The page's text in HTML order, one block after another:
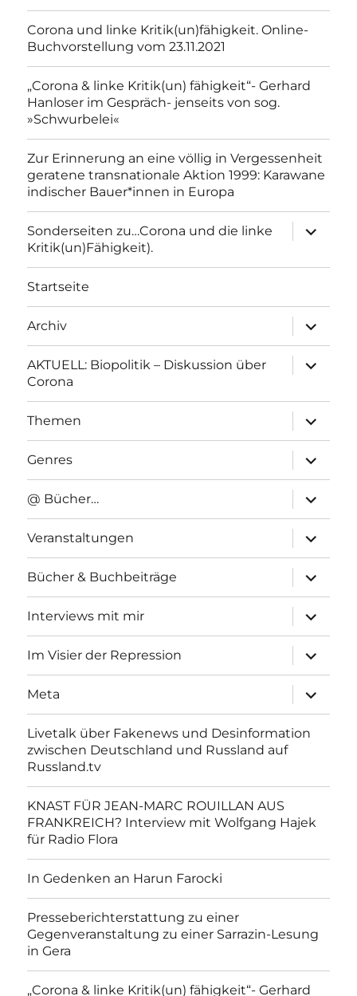
Corona und linke Kritik(un)fähigkeit. Online-
Buchvorstellung vom 23.11.2021
„Corona & linke Kritik(un) fähigkeit“- Gerhard
Hanloser im Gespräch- jenseits von sog.
»Schwurbelei«
Zur Erinnerung an eine völlig in Vergessenheit
geratene transnationale Aktion 1999: Karawane
indischer Bauer*innen in Europa
Sonderseiten zu…Corona und die linke
Kritik(un)Fähigkeit).
anzeigen
Startseite
Archiv
anzeigen
AKTUELL: Biopolitik – Diskussion über
Corona
anzeigen
Themen
anzeigen
Genres
anzeigen
@ Bücher…
anzeigen
Veranstaltungen
anzeigen
Bücher & Buchbeiträge
anzeigen
Interviews mit mir
anzeigen
Im Visier der Repression
anzeigen
Meta
anzeigen
Livetalk über Fakenews und Desinformation
zwischen Deutschland und Russland auf
Russland.tv
KNAST FÜR JEAN-MARC ROUILLAN AUS
FRANKREICH? Interview mit Wolfgang Hajek
für Radio Flora
In Gedenken an Harun Farocki
Presseberichterstattung zu einer
Gegenveranstaltung zu einer Sarrazin-Lesung
in Gera
„Corona & linke Kritik(un) fähigkeit“- Gerhard